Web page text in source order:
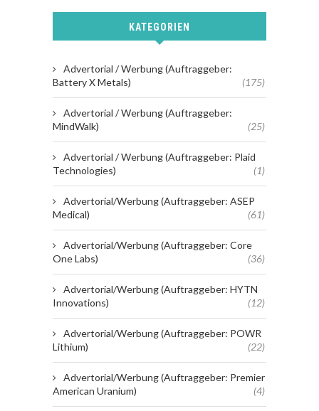
KATEGORIEN
Advertorial / Werbung (Auftraggeber:
Battery X Metals)
(175)
Advertorial / Werbung (Auftraggeber:
MindWalk)
(25)
Advertorial / Werbung (Auftraggeber: Plaid
Technologies)
(1)
Advertorial/Werbung (Auftraggeber: ASEP
Medical)
(61)
Advertorial/Werbung (Auftraggeber: Core
One Labs)
(36)
Advertorial/Werbung (Auftraggeber: HYTN
Innovations)
(12)
Advertorial/Werbung (Auftraggeber: POWR
Lithium)
(22)
Advertorial/Werbung (Auftraggeber: Premier
American Uranium)
(4)